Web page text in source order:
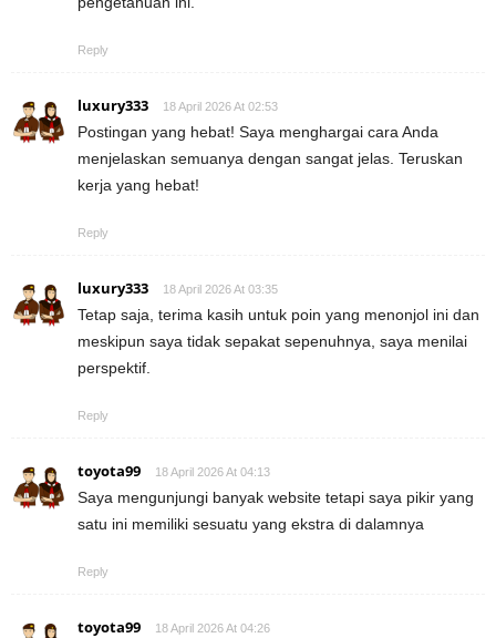
Reply
luxury333 18 April 2026 At 02:53
Postingan yang hebat! Saya menghargai cara Anda
menjelaskan semuanya dengan sangat jelas. Teruskan
kerja yang hebat!
Reply
luxury333 18 April 2026 At 03:35
Tetap saja, terima kasih untuk poin yang menonjol ini dan
meskipun saya tidak sepakat sepenuhnya, saya menilai
perspektif.
Reply
toyota99 18 April 2026 At 04:13
Saya mengunjungi banyak website tetapi saya pikir yang
satu ini memiliki sesuatu yang ekstra di dalamnya
Reply
toyota99 18 April 2026 At 04:26